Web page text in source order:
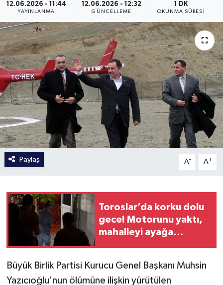
12.06.2026 - 11:44
YAYINLANMA
12.06.2026 - 12:32
GÜNCELLEME
1 DK
OKUNMA SÜRESI
Paylaş A- A+
Toroslar’da korku dolu
gece! Motorunu yaktı,
mahalleyi ayağa
Büyük Birlik Partisi Kurucu Genel Başkanı Muhsin
Yazıcıoğlu'nun ölümüne ilişkin yürütülen
EĞİTİM